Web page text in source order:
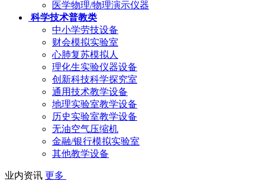
医学物理/物理演示仪器
科学技术普教类
中小学劳技设备
财会模拟实验室
心肺复苏模拟人
理化生实验仪器设备
创新科技科学探究室
通用技术教学设备
地理实验室教学设备
历史实验室教学设备
无油空气压缩机
金融/银行模拟实验室
其他教学设备
业内资讯 更多